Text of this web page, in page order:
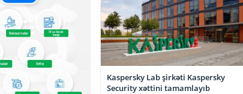
Kaspersky Lab şirkəti Kaspersky
Security xəttini tamamlayıb